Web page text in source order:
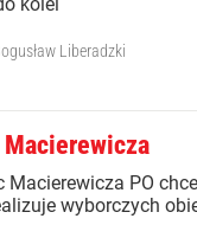
Liberadzki
Macierewicza PO
wyborczych